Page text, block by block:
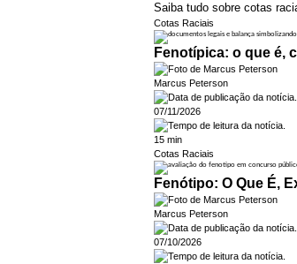
Saiba tudo sobre cotas
Cotas Raciais
Fenotípica: o que é,
Marcus Peterson
07/11/2026
15 min
Cotas Raciais
Fenótipo: O Que É,
Marcus Peterson
07/10/2026